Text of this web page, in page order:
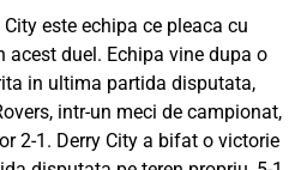
este echipa ce pleaca cu
acest duel. Echipa vine dupa o
in ultima partida disputata,
intr-un meci de campionat,
2-1. Derry City a bifat o victorie